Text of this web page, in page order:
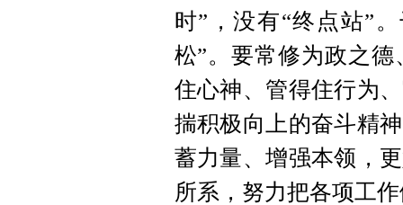
时”，没有“终点站”
松”。要常修为政之
住心神、管得住行为
揣积极向上的奋斗精
蓄力量、增强本领，
所系，努力把各项工